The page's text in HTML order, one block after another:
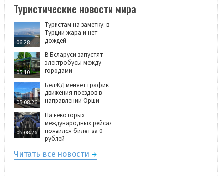
Туристические новости мира
06:28
Туристам на заметку: в
Турции жара и нет
дождей
05:10
В Беларуси запустят
электробусы между
городами
05.08.26
БелЖД меняет график
движения поездов в
направлении Орши
05.08.26
На некоторых
международных рейсах
появился билет за 0
рублей
Читать все новости